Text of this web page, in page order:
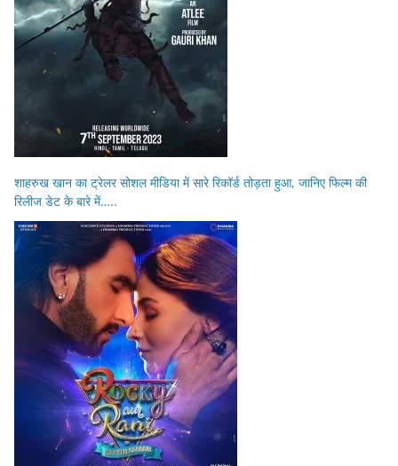
शाहरुख खान का ट्रेलर सोशल मीडिया में सारे रिकॉर्ड तोड़ता हुआ, जानिए फिल्म की
रिलीज डेट के बारे में…..